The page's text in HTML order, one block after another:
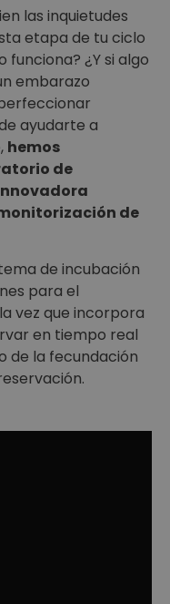
las inquietudes
etapa de tu ciclo
funciona? ¿Y si algo
embarazo
ayudarte a
hemos
de
de
de incubación
para el
vez que incorpora
en tiempo real
de la fecundación